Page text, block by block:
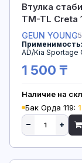
Втулка
TM-TL Creta
GEUN YOUNG
Применимость:
AD/Kia Sportage
1 500 ₸
Наличие на
Бак Орда 119: